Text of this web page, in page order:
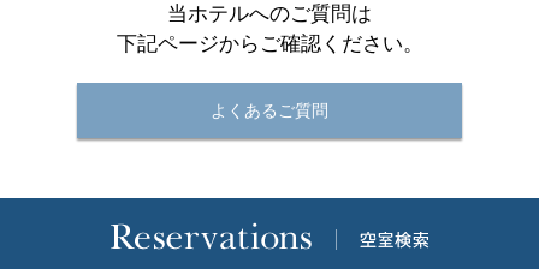
当ホテルへのご質問は
下記ページからご確認ください。
よくあるご質問